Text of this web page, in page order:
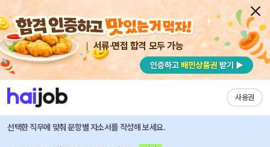
서류·면접 합격 모두 가능
사용권
채용공고 자소서 자유항목 자소서 내 작성목록
에코마케팅 즐겨찾기
통합 Finance 크루 (FP&A/경영기획) 신입/경력 채용
선택한 직무에 맞춰 문항별 자소서를 작성해 보세요.